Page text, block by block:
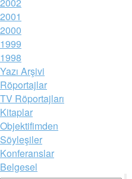
2001
2000
1999
1998
Yazı Arşivi
Röportajlar
TV Röportajları
Kitaplar
Objektifimden
Söyleşiler
Konferanslar
Belgesel